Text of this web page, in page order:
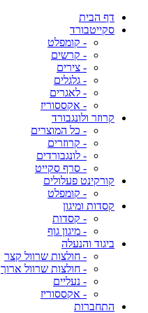
דף הבית
סקייטבורד
- קומפלט
- קרשים
- צירים
- גלגלים
- לאגרים
- אקססוריז
קרוזר ולונגבורד
- כל המוצרים
- קרוזרים
- לונגבורדים
- סרף סקייט
קורקינט פעלולים
- קומפלט
קסדות ומיגון
- קסדות
- מיגון גוף
ביגוד והנעלה
- חולצות שרוול קצר
- חולצות שרוול ארוך
- נעליים
- אקססוריז
התחברות